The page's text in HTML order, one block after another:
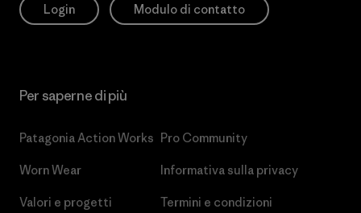
Login Modulo di contatto
Per saperne di più
Patagonia Action Works
Worn Wear
Valori e progetti
Pro Community
Informativa sulla privacy
Termini e condizioni